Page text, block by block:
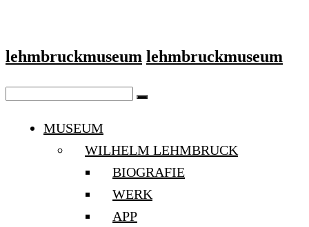
lehmbruckmuseum lehmbruckmuseum
MUSEUM
WILHELM LEHMBRUCK
BIOGRAFIE
WERK
APP